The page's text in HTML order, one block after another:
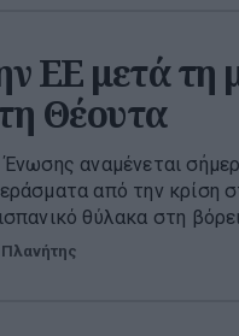
ΕΕ μετά τη
Θέουτα
αναμένεται
από την κρίση
θύλακα στη
Πλανήτης